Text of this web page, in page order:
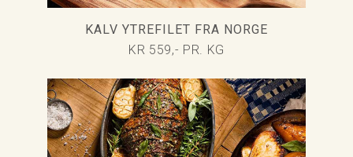
KALV YTREFILET FRA NORGE
KR 559,- PR. KG